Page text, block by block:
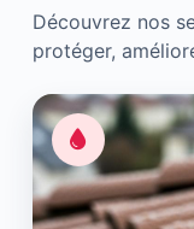
Découvrez nos
protéger,